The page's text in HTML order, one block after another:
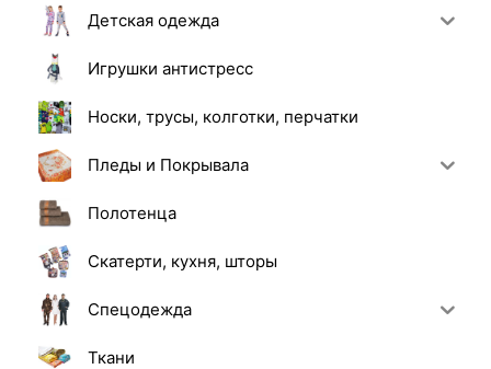
Детская одежда
Игрушки антистресс
Носки, трусы, колготки, перчатки
Пледы и Покрывала
Полотенца
Скатерти, кухня, шторы
Спецодежда
Ткани